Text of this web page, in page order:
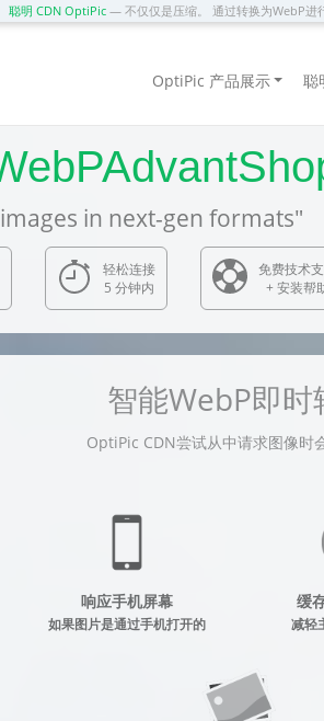
聪明 CDN OptiPic— 不仅仅是压缩。 通过转换为WebP进
OptiPic 产品展示 聪
in next-gen formats"
轻松连接
5 分钟内
免费技术
+ 安装帮
智能WebP即时
OptiPic CDN尝试从中请求图像时
响应手机屏幕
如果图片是通过手机打开的
缓
减轻